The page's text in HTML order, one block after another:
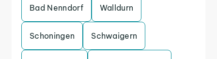
Bad Nenndorf Walldurn
Schoningen Schwaigern